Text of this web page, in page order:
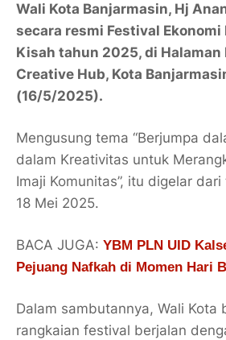
Wali Kota Banjarmasin, Hj
secara resmi Festival
Kisah tahun 2025, di Halaman
Creative Hub, Kota
(16/5/2025).
Mengusung tema “Berjumpa
dalam Kreativitas untuk
Imaji Komunitas”, itu digelar
18 Mei 2025.
BACA JUGA: YBM PLN UID
Pejuang Nafkah di Momen Hari
Dalam sambutannya, Wali Kota
rangkaian festival berjalan